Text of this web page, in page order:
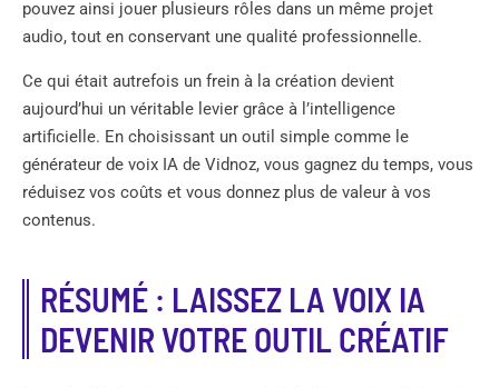
pouvez ainsi jouer plusieurs rôles dans un même projet
audio, tout en conservant une qualité professionnelle.
Ce qui était autrefois un frein à la création devient
aujourd’hui un véritable levier grâce à l’intelligence
artificielle. En choisissant un outil simple comme le
générateur de voix IA de Vidnoz, vous gagnez du temps, vous
réduisez vos coûts et vous donnez plus de valeur à vos
contenus.
RÉSUMÉ : LAISSEZ LA VOIX IA
DEVENIR VOTRE OUTIL CRÉATIF